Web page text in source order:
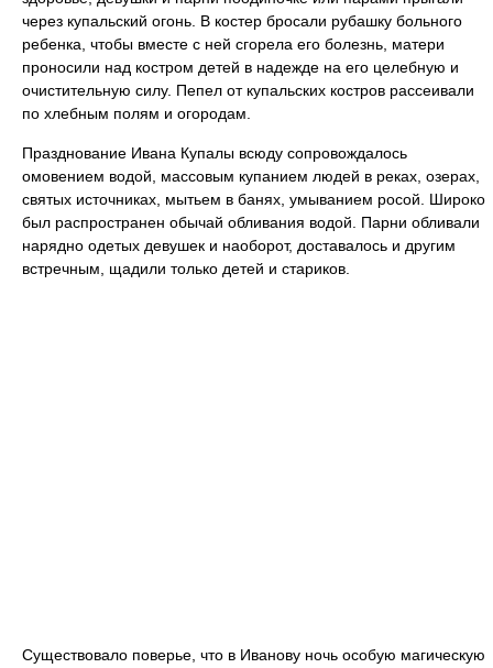
через купальский огонь. В костер бросали рубашку больного
ребенка, чтобы вместе с ней сгорела его болезнь, матери
проносили над костром детей в надежде на его целебную и
очистительную силу. Пепел от купальских костров рассеивали
по хлебным полям и огородам.
Празднование Ивана Купалы всюду сопровождалось
омовением водой, массовым купанием людей в реках, озерах,
святых источниках, мытьем в банях, умыванием росой. Широко
был распространен обычай обливания водой. Парни обливали
нарядно одетых девушек и наоборот, доставалось и другим
встречным, щадили только детей и стариков.
Существовало поверье, что в Иванову ночь особую магическую